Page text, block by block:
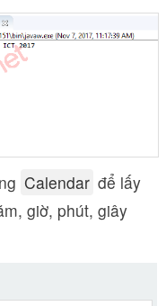
Calendar để lấy
giờ, phút, giây